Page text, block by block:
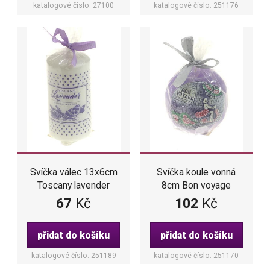
katalogové číslo: 27100 katalogové číslo: 251176
Svíčka válec 13x6cm
Toscany lavender
67 Kč
přidat do košíku
katalogové číslo: 251189
Svíčka koule vonná
8cm Bon voyage
102 Kč
přidat do košíku
katalogové číslo: 251170